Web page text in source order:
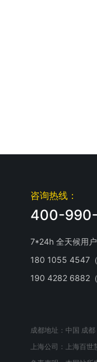
咨询热线：
400-
7*24h 全天候用户
180 1055 4547
190 4282 6882（
成都地址：中国 成
上海公司：上海百